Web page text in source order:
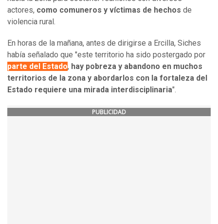
actores, como comuneros y víctimas de hechos de
violencia rural.
En horas de la mañana, antes de dirigirse a Ercilla, Siches
había señalado que "este territorio ha sido postergado por
parte del Estado, hay pobreza y abandono en muchos
territorios de la zona y abordarlos con la fortaleza del
Estado requiere una mirada interdisciplinaria".
PUBLICIDAD